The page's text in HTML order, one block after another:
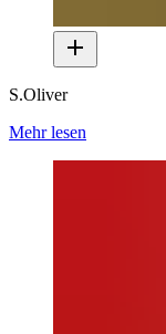
S.Oliver
Mehr lesen